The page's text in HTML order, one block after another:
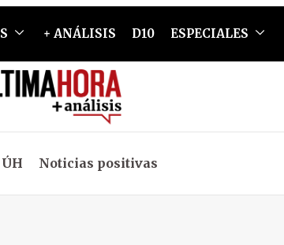
+ ANÁLISIS D10 ESPECIALES
Noticias positivas